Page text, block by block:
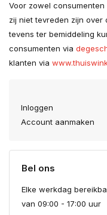
Voor zowel
zij niet tevreden zijn
tevens ter bemiddeling
consumenten via
klanten via
Inloggen
Account aanmaken
Bel ons
Elke werkdag
van 09:00 - 17:00 uur